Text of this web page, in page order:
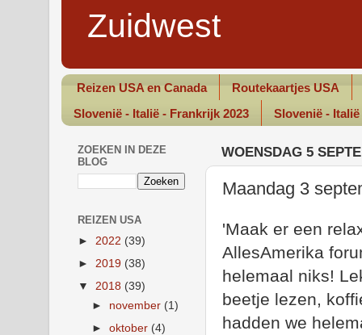
Zuidwest
Reizen USA en Canada
Routekaartjes USA
Slovenië - Italië - Frankrijk 2023
Slovenië -
WOENSDAG 5
Maandag 3
'Maak er een
AllesAmerika
helemaal niks!
beetje lezen,
hadden we
ZOEKEN IN DEZE
BLOG
REIZEN USA
► 2022 (39)
► 2019 (38)
▼ 2018 (39)
► november (1)
►oktober (4)